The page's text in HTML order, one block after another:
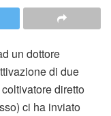
un dottore
di due
diretto
ci ha inviato